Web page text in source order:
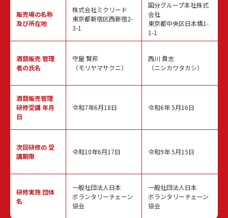
販売場の名称
及び所在地
酒類販売管理
者の氏名
酒類販売管理
研修受講 年月
日
次回研修の受
講期限
研修実施 団体
名
株式会社ミクリード
東京都新宿区西新宿2-
3-1
守屋 賢邦
（モリヤマサクニ）
令和7年6月18日
令和10年6月17日
一般社団法人日本
ボランタリーチェーン
協会
国分グループ本社株式
会社
東京都中央区日本橋1-
1-1
西川 貴志
（ニシカワタカシ）
令和6年 5月16日
令和9年 5月15日
一般社団法人日本
ボランタリーチェーン
協会